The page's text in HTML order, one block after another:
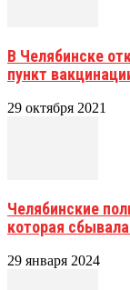
В Челябинске
пункт
29 октября 2021
Челябинские
которая
29 января 2024